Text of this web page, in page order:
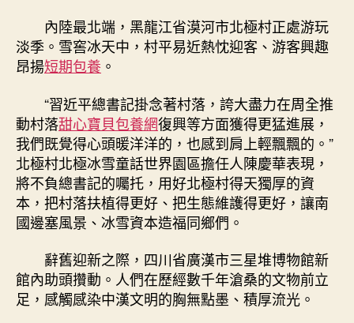
內陸最北端，黑龍江省漠河市北極村正處游玩
淡季。雪窖冰天中，村平易近熱忱迎客、游客興趣
昂揚短期包養 。
“習近平總書記掛念著村落，誇大盡力在周全推
動村落甜心寶貝包養網復興等方面獲得更猛進展，
我們既覺得心頭暖洋洋的，也感到肩上輕飄飄的。”
北極村北極冰雪童話世界園區擔任人陳慶華表現，
將不負總書記的囑托，用好北極村得天獨厚的資
本，把村落扶植得更好、把生態維護得更好，讓南
國邊塞風景、冰雪資本造福同鄉們。
辭舊迎新之際，四川省廣漢市三星堆博物館新
館內助頭攢動。人們在歷經數千年滄桑的文物前立
足，感觸感染中漢文明的胸無點墨、積厚流光。